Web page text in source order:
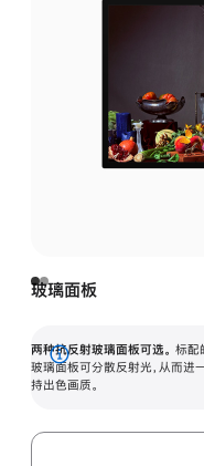
玻璃面板
两种抗反射玻璃面板可选。 标配
玻璃面板可分散反射光，从而进
持出色画质。
展
开